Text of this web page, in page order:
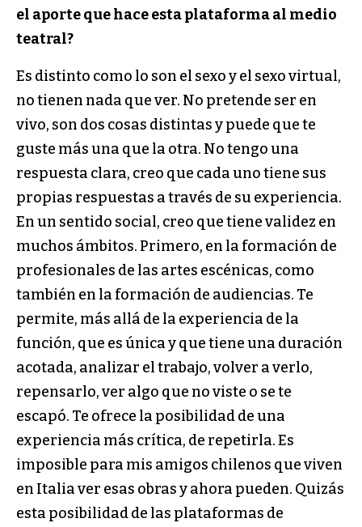
el aporte que hace esta plataforma al medio
teatral?
Es distinto como lo son el sexo y el sexo virtual,
no tienen nada que ver. No pretende ser en
vivo, son dos cosas distintas y puede que te
guste más una que la otra. No tengo una
respuesta clara, creo que cada uno tiene sus
propias respuestas a través de su experiencia.
En un sentido social, creo que tiene validez en
muchos ámbitos. Primero, en la formación de
profesionales de las artes escénicas, como
también en la formación de audiencias. Te
permite, más allá de la experiencia de la
función, que es única y que tiene una duración
acotada, analizar el trabajo, volver a verlo,
repensarlo, ver algo que no viste o se te
escapó. Te ofrece la posibilidad de una
experiencia más crítica, de repetirla. Es
imposible para mis amigos chilenos que viven
en Italia ver esas obras y ahora pueden. Quizás
esta posibilidad de las plataformas de